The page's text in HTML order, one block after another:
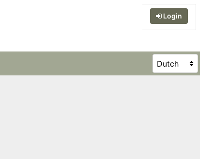
Login